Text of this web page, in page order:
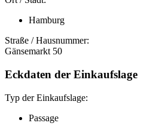
Hamburg
Straße / Hausnummer:
Gänsemarkt 50
Eckdaten der Einkaufslage
Typ der Einkaufslage:
Passage